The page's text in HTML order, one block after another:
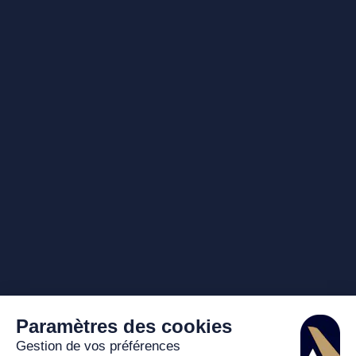
Paramètres des cookies
Gestion de vos préférences